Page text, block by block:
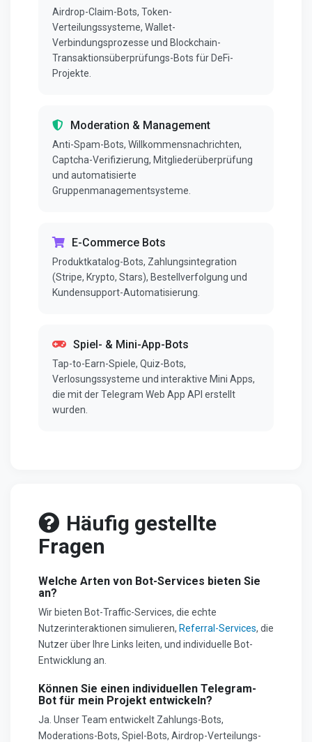
Airdrop-Claim-Bots, Token-
Verteilungssysteme, Wallet-
Verbindungsprozesse und Blockchain-
Transaktionsüberprüfungs-Bots für DeFi-
Projekte.
Moderation & Management
Anti-Spam-Bots, Willkommensnachrichten,
Captcha-Verifizierung, Mitgliederüberprüfung
und automatisierte
Gruppenmanagementsysteme.
E-Commerce Bots
Produktkatalog-Bots, Zahlungsintegration
(Stripe, Krypto, Stars), Bestellverfolgung und
Kundensupport-Automatisierung.
Spiel- & Mini-App-Bots
Tap-to-Earn-Spiele, Quiz-Bots,
Verlosungssysteme und interaktive Mini Apps,
die mit der Telegram Web App API erstellt
wurden.
Häufig gestellte
Fragen
Welche Arten von Bot-Services bieten Sie
an?
Wir bieten Bot-Traffic-Services, die echte
Nutzerinteraktionen simulieren, Referral-Services, die
Nutzer über Ihre Links leiten, und individuelle Bot-
Entwicklung an.
Können Sie einen individuellen Telegram-
Bot für mein Projekt entwickeln?
Ja. Unser Team entwickelt Zahlungs-Bots,
Moderations-Bots, Spiel-Bots, Airdrop-Verteilungs-